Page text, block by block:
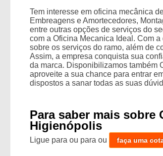
Tem interesse em oficina mecânica
Embreagens e Amortecedores,
entre outras opções de serviços do
com a Oficina Mecanica Ideal. Com
sobre os serviços do ramo, além de
Assim, a empresa conquista sua
da marca. Disponibilizamos também
aproveite a sua chance para entrar
dispostos a sanar todas as suas
Para saber mais sobre
Higienópolis
Ligue paraou paraou faça uma